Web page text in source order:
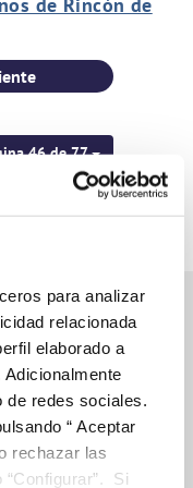
para analizar
relacionada
elaborado a
de redes sociales.
“ Aceptar
rechazar las
Si
46 de 77